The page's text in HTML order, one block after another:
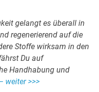
gelangt es überall in
regenerierend auf die
Stoffe wirksam in den
Du auf
Handhabung und
weiter >>>